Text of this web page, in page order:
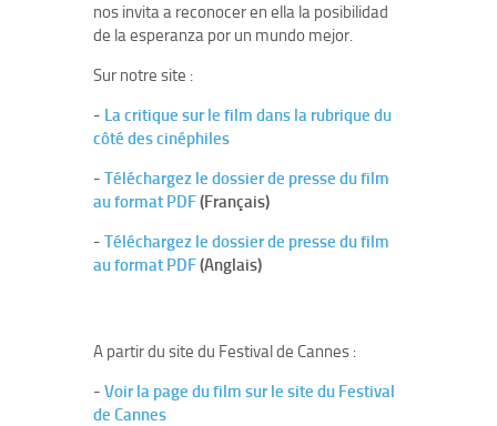
nos invita a reconocer en ella la posibilidad
de la esperanza por un mundo mejor.
Sur notre site :
- La critique sur le film dans la rubrique du
côté des cinéphiles
- Téléchargez le dossier de presse du film
au format PDF(Français)
- Téléchargez le dossier de presse du film
au format PDF(Anglais)
A partir du site du Festival de Cannes :
- Voir la page du film sur le site du Festival
de Cannes